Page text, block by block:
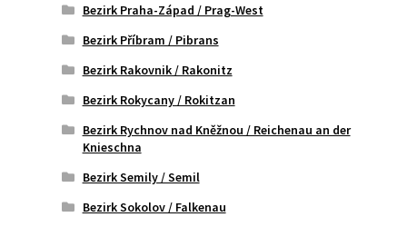
Bezirk Praha-Západ / Prag-West
Bezirk Příbram / Pibrans
Bezirk Rakovnik / Rakonitz
Bezirk Rokycany / Rokitzan
Bezirk Rychnov nad Kněžnou / Reichenau an der
Knieschna
Bezirk Semily / Semil
Bezirk Sokolov / Falkenau